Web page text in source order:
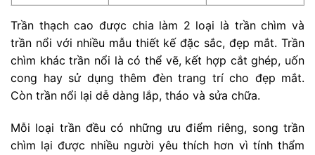
Trần thạch cao được chia làm 2 loại là trần chìm và
trần nổi với nhiều mẫu thiết kế đặc sắc, đẹp mắt. Trần
chìm khác trần nổi là có thể vẽ, kết hợp cắt ghép, uốn
cong hay sử dụng thêm đèn trang trí cho đẹp mắt.
Còn trần nổi lại dễ dàng lắp, tháo và sửa chữa.
Mỗi loại trần đều có những ưu điểm riêng, song trần
chìm lại được nhiều người yêu thích hơn vì tính thẩm